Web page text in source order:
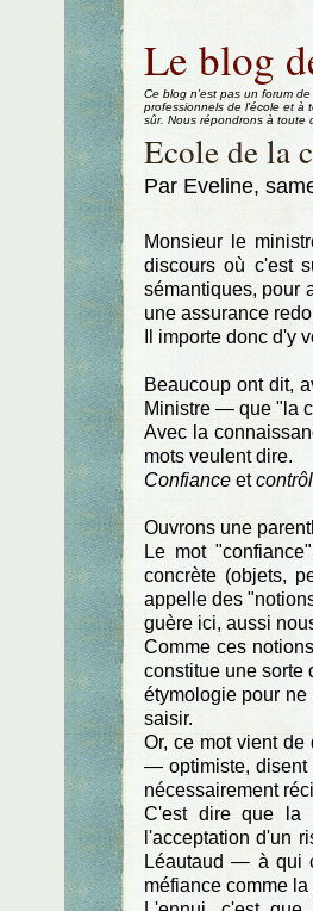
Aller au contenu
Le blog
Ce blog n'est pas un forum
professionnels de l'école et à
sûr. Nous répondrons à toute
Ecole de la
Par Eveline,
Monsieur le
discours où c'est
sémantiques, pour
une assurance
Il importe donc d'y
Beaucoup ont dit,
Ministre — que "la
Avec la
mots veulent dire.
Confianceet
Ouvrons une
Le mot
concrète (objets,
appelle des
guère ici, aussi
Comme ces
constitue une sorte
étymologie pour
saisir.
Or, ce mot vient
— optimiste, disent
nécessairement
C'est dire que la
l'acceptation d'un
Léautaud — à qui
méfiance comme